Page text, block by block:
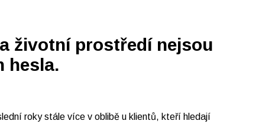
životní prostředí nejsou
hesla.
roky stále více v oblibě u klientů, kteří hledají